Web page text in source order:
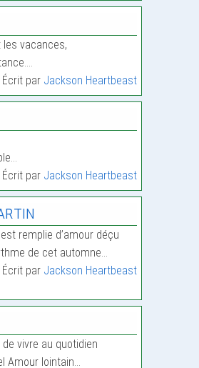
les vacances,
Écrit par Jackson Heartbeast
Écrit par Jackson Heartbeast
remplie d’amour déçu
de cet automne…
Écrit par Jackson Heartbeast
de vivre au quotidien
Amour lointain…